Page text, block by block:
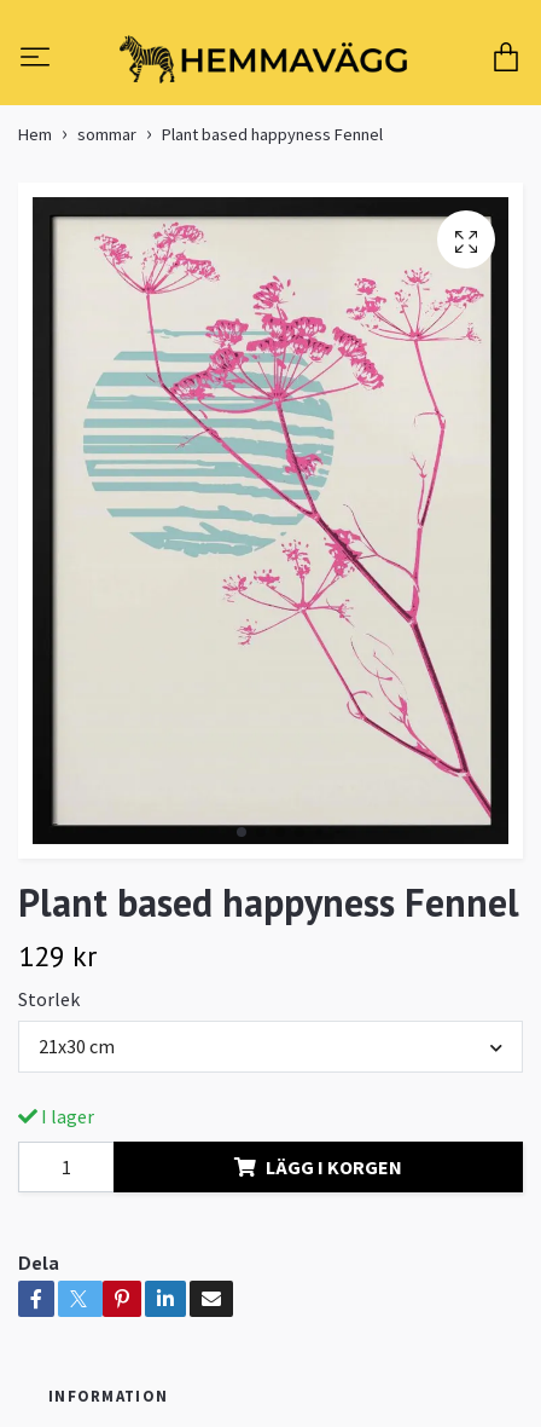
Hem sommar Plant based happyness Fennel
Plant based happyness Fennel
129 kr
Storlek
21x30 cm
I lager
LÄGG I KORGEN
Dela
INFORMATION